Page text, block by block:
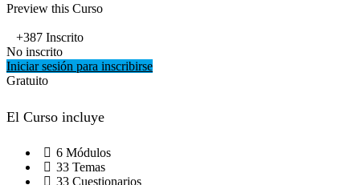
Preview this Curso
+387 Inscrito
No inscrito
Iniciar sesión para inscribirse
Gratuito
El Curso incluye
6 Módulos
33 Temas
33 Cuestionarios